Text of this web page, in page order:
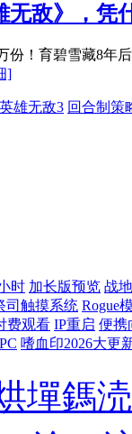
敌》，凭
份！育碧雪藏8
]
英雄无敌3 回合制策
时 加长版预览 战
司触摸系统 Rogue
费观看 IP重启 便携
嗜血印2026大更
墠鎷